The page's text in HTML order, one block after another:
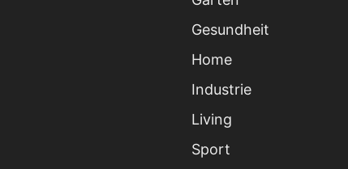
Gesundheit
Home
Industrie
Living
Sport